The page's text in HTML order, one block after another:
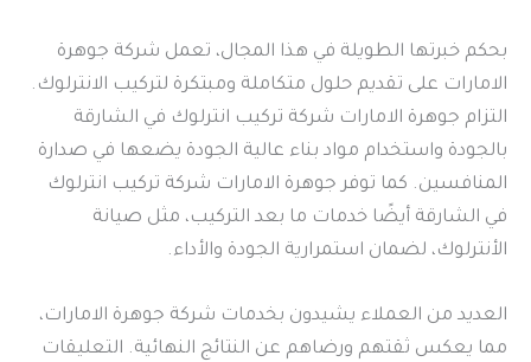
بحكم خبرتها الطويلة في هذا المجال، تعمل شركة جوهرة
الامارات على تقديم حلول متكاملة ومبتكرة لتركيب الانترلوك.
التزام جوهرة الامارات شركة تركيب انترلوك في الشارقة
بالجودة واستخدام مواد بناء عالية الجودة يضعها في صدارة
المنافسين. كما توفر جوهرة الامارات شركة تركيب انترلوك
في الشارقة أيضًا خدمات ما بعد التركيب، مثل صيانة
الأنترلوك، لضمان استمرارية الجودة والأداء.
العديد من العملاء يشيدون بخدمات شركة جوهرة الامارات،
مما يعكس ثقتهم ورضاهم عن النتائج النهائية. التعليقات